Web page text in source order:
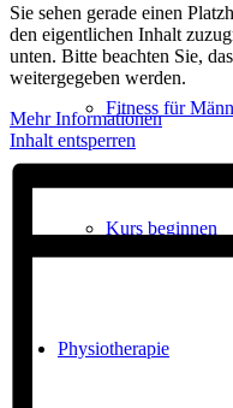
Fitness für
Kurs beginnen
Physiotherapie
Sie sehen gerade einen
den eigentlichen Inhalt
unten. Bitte beachten Sie,
weitergegeben werden.
Mehr Informationen
Inhalt entsperren